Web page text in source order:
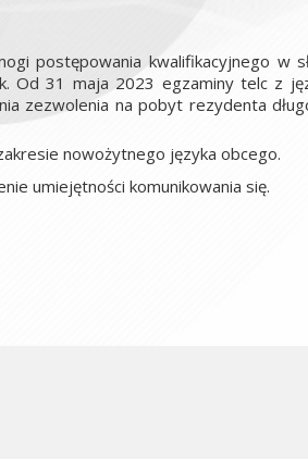
postępowania kwalifikacyjnego w
Od 31 maja 2023 egzaminy telc z
zezwolenia na pobyt rezydenta
nowożytnego języka obcego.
umiejętności komunikowania się.